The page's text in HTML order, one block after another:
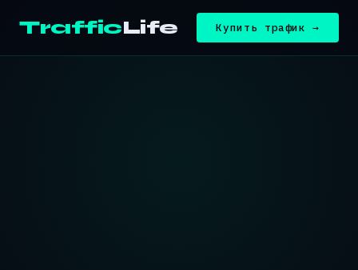
TrafficLife Купить трафик →